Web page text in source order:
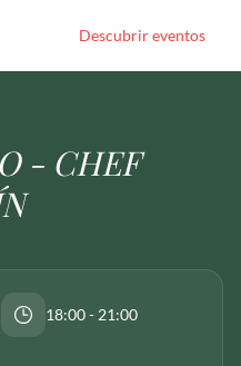
Descubrir eventos
- CHEF
18:00 - 21:00